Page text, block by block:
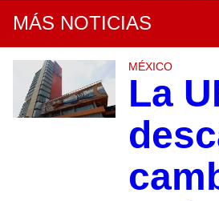
MÁS NOTICIAS
MÉXICO
La